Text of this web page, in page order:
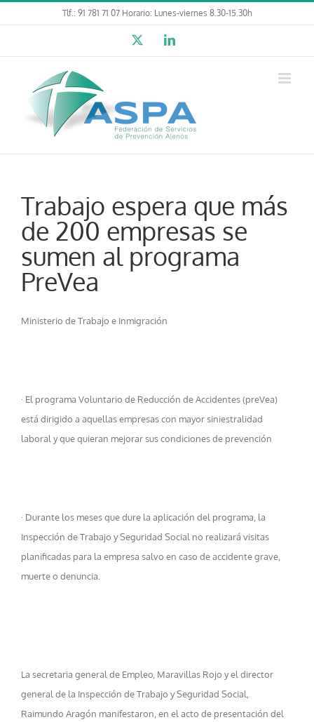
al
Tlf.: 91 781 71 07 Horario: Lunes-viernes 8.30-15.30h
LinkedIn
Trabajo espera que más
de 200 empresas se
sumen al programa
PreVea
Ministerio de Trabajo e Inmigración
· El programa Voluntario de Reducción de Accidentes (preVea)
está dirigido a aquellas empresas con mayor siniestralidad
laboral y que quieran mejorar sus condiciones de prevención
· Durante los meses que dure la aplicación del programa, la
Inspección de Trabajo y Seguridad Social no realizará visitas
planificadas para la empresa salvo en caso de accidente grave,
muerte o denuncia.
La secretaria general de Empleo, Maravillas Rojo y el director
general de la Inspección de Trabajo y Seguridad Social,
Raimundo Aragón manifestaron, en el acto de presentación del